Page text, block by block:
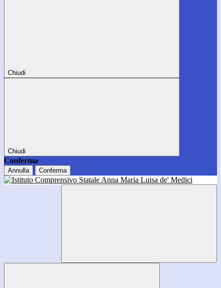
Chiudi
Chiudi
Conferma
Annulla Conferma